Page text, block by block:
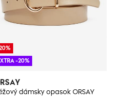
dámsky opasok ORSAY
-20%